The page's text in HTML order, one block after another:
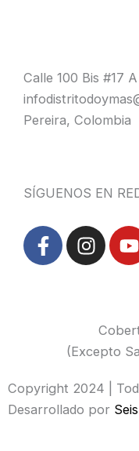
Calle 100 Bis #17
Pereira, Colombia
SÍGUENOS EN
F
a
-
f
I
n
r
m
o
b
e
(Excepto
Copyright 2024 |
Desarrollado por